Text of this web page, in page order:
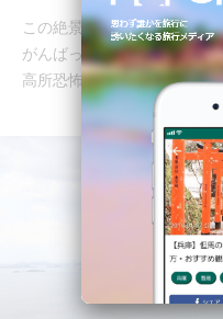
この絶景！
がんばってよかった～！
高所恐怖症ではないワタシ